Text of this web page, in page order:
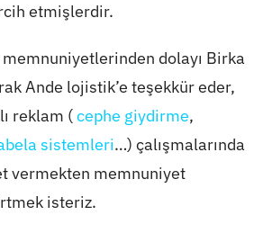
etmişlerdir.
dolayı Birka
Ande lojistik’e teşekkür eder,
reklam (cephe giydirme,
sistemleri…) çalışmalarında
vermekten memnuniyet
isteriz.